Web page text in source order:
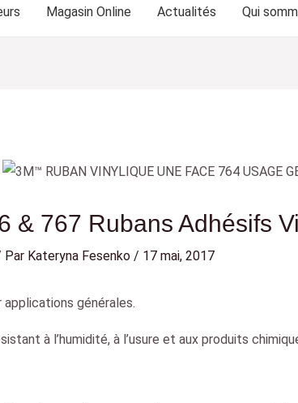
Magasin Online Actualités Qui
& 767 Rubans Adhésifs
Par Kateryna Fesenko / 17 mai, 2017
applications générales.
à l’humidité, à l’usure et aux produits